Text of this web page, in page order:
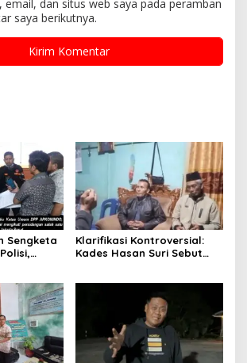
email, dan situs web saya pada peramban
saya berikutnya.
Sengketa
431
Klarifikasi Kontroversial:
Kades Hasan Suri Sebut